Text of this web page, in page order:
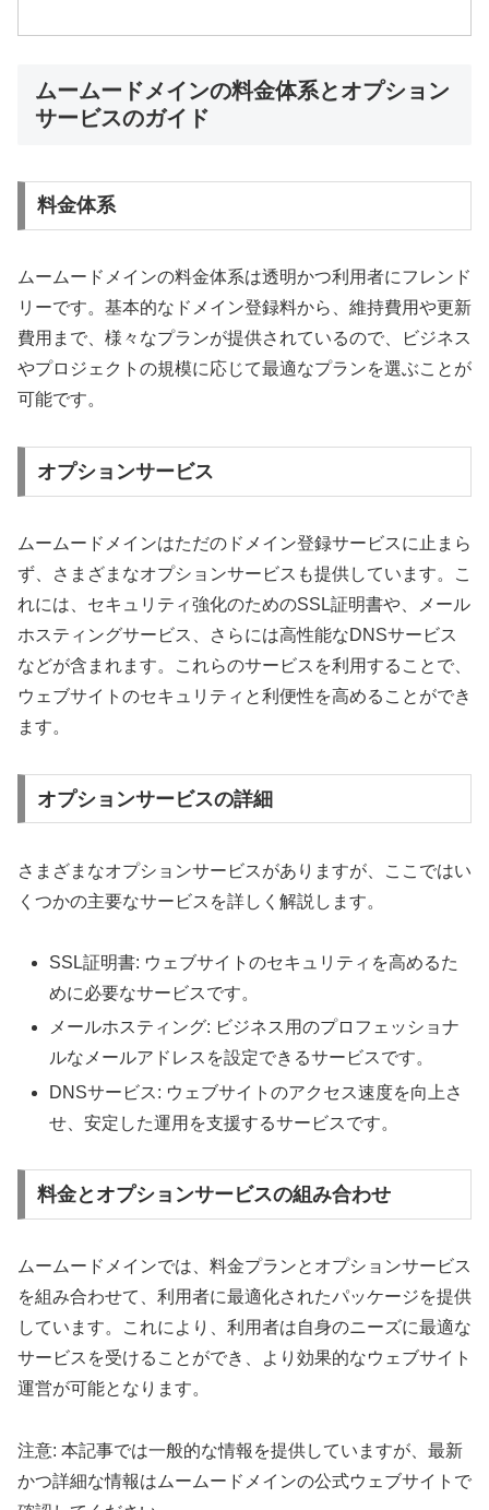
ムームードメインの料金体系とオプション
サービスのガイド
料金体系
ムームードメインの料金体系は透明かつ利用者にフレンド
リーです。基本的なドメイン登録料から、維持費用や更新
費用まで、様々なプランが提供されているので、ビジネス
やプロジェクトの規模に応じて最適なプランを選ぶことが
可能です。
オプションサービス
ムームードメインはただのドメイン登録サービスに止まら
ず、さまざまなオプションサービスも提供しています。こ
れには、セキュリティ強化のためのSSL証明書や、メール
ホスティングサービス、さらには高性能なDNSサービス
などが含まれます。これらのサービスを利用することで、
ウェブサイトのセキュリティと利便性を高めることができ
ます。
オプションサービスの詳細
さまざまなオプションサービスがありますが、ここではい
くつかの主要なサービスを詳しく解説します。
SSL証明書: ウェブサイトのセキュリティを高めるた
めに必要なサービスです。
メールホスティング: ビジネス用のプロフェッショナ
ルなメールアドレスを設定できるサービスです。
DNSサービス: ウェブサイトのアクセス速度を向上さ
せ、安定した運用を支援するサービスです。
料金とオプションサービスの組み合わせ
ムームードメインでは、料金プランとオプションサービス
を組み合わせて、利用者に最適化されたパッケージを提供
しています。これにより、利用者は自身のニーズに最適な
サービスを受けることができ、より効果的なウェブサイト
運営が可能となります。
注意: 本記事では一般的な情報を提供していますが、最新
かつ詳細な情報はムームードメインの公式ウェブサイトで